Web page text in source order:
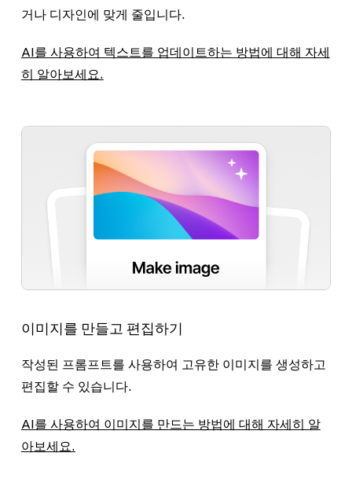
거나 디자인에 맞게 줄입니다.
AI를 사용하여 텍스트를 업데이트하는 방법에 대해 자세
히 알아보세요.
이미지를 만들고 편집하기
작성된 프롬프트를 사용하여 고유한 이미지를 생성하고
편집할 수 있습니다.
AI를 사용하여 이미지를 만드는 방법에 대해 자세히 알
아보세요.